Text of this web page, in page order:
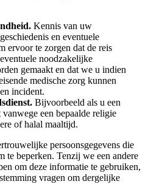
Kennis van uw
en eventuele
ervoor te zorgen dat de reis
noodzakelijke
gemaakt en dat we u indien
medische zorg kunnen
incident.
Bijvoorbeeld als u een
een bepaalde religie
of halal maaltijd.
persoonsgegevens die
te beperken. Tenzij we een andere
om deze informatie te gebruiken,
vragen om dergelijke